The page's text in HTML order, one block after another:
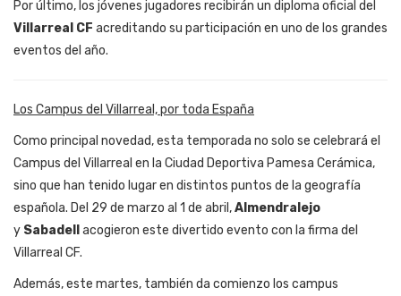
Por último, los jóvenes jugadores recibirán un diploma oficial del
Villarreal CF acreditando su participación en uno de los grandes
eventos del año.
Los Campus del Villarreal, por toda España
Como principal novedad, esta temporada no solo se celebrará el
Campus del Villarreal en la Ciudad Deportiva Pamesa Cerámica,
sino que han tenido lugar en distintos puntos de la geografía
española. Del 29 de marzo al 1 de abril,Almendralejo
y Sabadell
acogieron este divertido evento con la firma del
Villarreal CF.
Además, este martes, también da comienzo los campus